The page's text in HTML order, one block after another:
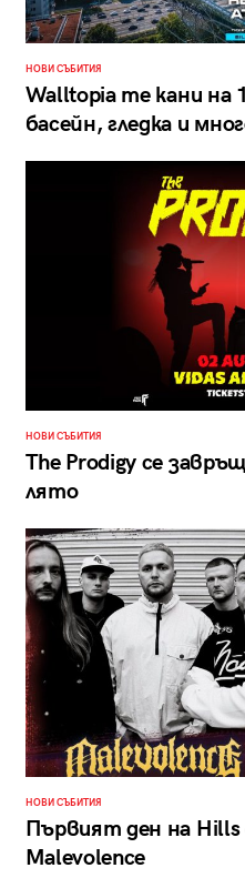
НОВИ СЪБИТИЯ
Walltopia те кани на
басейн, гледка и
НОВИ СЪБИТИЯ
The Prodigy се
лято
НОВИ СЪБИТИЯ
Първият ден на Hills
Malevolence